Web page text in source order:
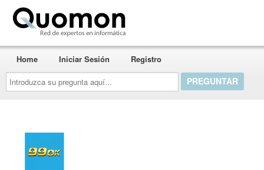
Introduzca
su
pregunta
aquí...
Home Iniciar Sesión Registro